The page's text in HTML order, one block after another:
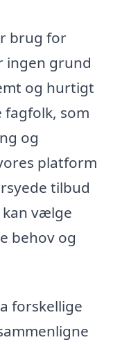
brug for
ingen grund
og hurtigt
som
og
platform
tilbud
kan vælge
behov og
forskellige